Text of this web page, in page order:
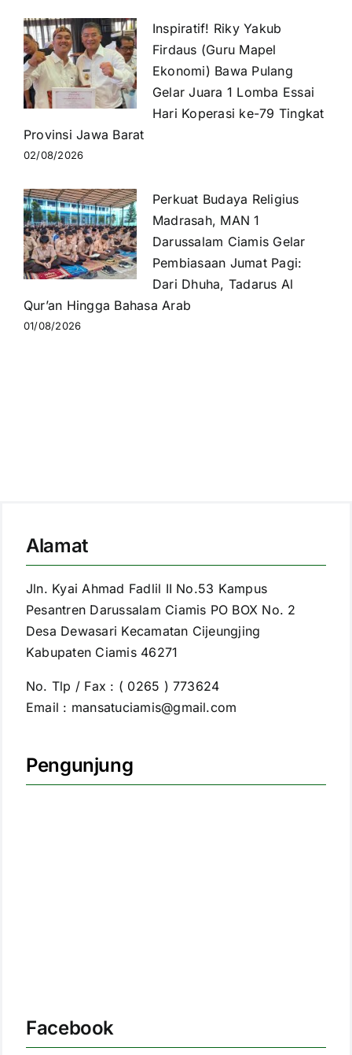
Inspiratif! Riky Yakub
Firdaus (Guru Mapel
Ekonomi) Bawa Pulang
Gelar Juara 1 Lomba Essai
Hari Koperasi ke-79 Tingkat
Provinsi Jawa Barat
02/08/2026
Perkuat Budaya Religius
Madrasah, MAN 1
Darussalam Ciamis Gelar
Pembiasaan Jumat Pagi:
Dari Dhuha, Tadarus Al
Qur’an Hingga Bahasa Arab
01/08/2026
Alamat
Jln. Kyai Ahmad Fadlil II No.53 Kampus
Pesantren Darussalam Ciamis PO BOX No. 2
Desa Dewasari Kecamatan Cijeungjing
Kabupaten Ciamis 46271
No. Tlp / Fax : ( 0265 ) 773624
Email : mansatuciamis@gmail.com
Pengunjung
Facebook